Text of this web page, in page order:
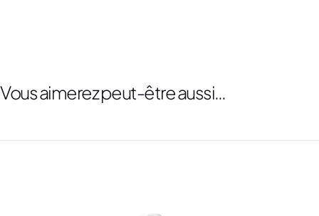
Vous aimerez peut-être aussi…